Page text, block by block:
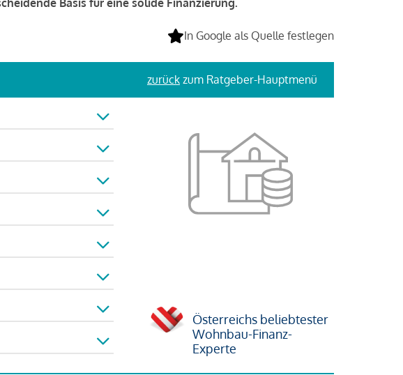
Basis für eine solide Finanzierung.
In Google als Quelle festlegen
zurück zum Ratgeber-Hauptmenü
Österreichs beliebtester
Wohnbau-Finanz-
Experte